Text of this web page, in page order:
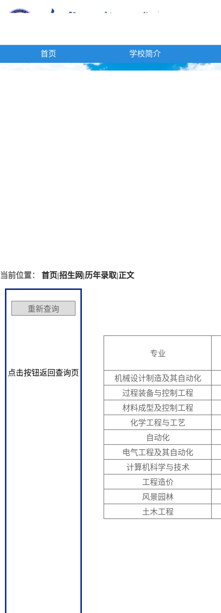
首页 学校简介
当前位置： 首页|招生网|历年录取|正文
点击按钮返回查询页
专业
机械设计制造及其自动化
过程装备与控制工程
材料成型及控制工程
化学工程与工艺
自动化
电气工程及其自动化
计算机科学与技术
工程造价
风景园林
土木工程